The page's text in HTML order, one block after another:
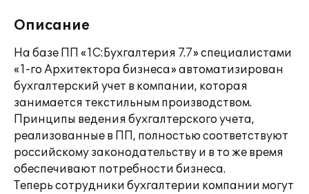
Описание
На базе ПП «1С:Бухгалтерия 7.7» специалистами
«1-го Архитектора бизнеса» автоматизирован
бухгалтерский учет в компании, которая
занимается текстильным производством.
Принципы ведения бухгалтерского учета,
реализованные в ПП, полностью соответствуют
российскому законодательству и в то же время
обеспечивают потребности бизнеса.
Теперь сотрудники бухгалтерии компании могут